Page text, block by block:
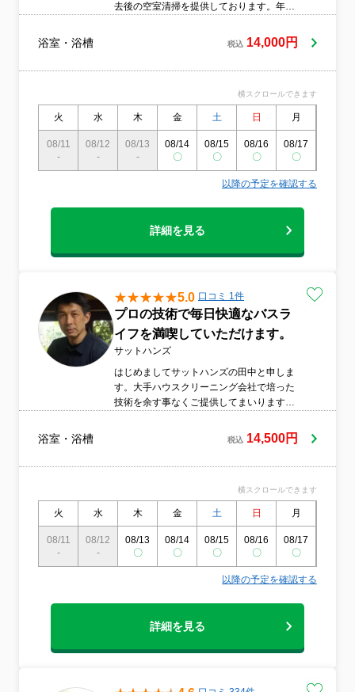
去後の空室清掃を提供しております。年間
までの経験を活かして、お住まいをきれい
にする手助けをさせていただきます。 タイ
ますので、ご連絡をお待ちしております。
浴室・浴槽 税込 14,000円
横スクロールできます
火 水 木 金 土 日 月
08/11
-
08/12
-
08/13
-
08/14
〇
08/15
〇
08/16
〇
08/17
〇
以降の予定を確認する
詳細を見る
5.0 口コミ 1件
プロの技術で毎日快適なバスラ
イフを満喫していただけます。
サットハンズ
はじめましてサットハンズの田中と申しま
す。大手ハウスクリーニング会社で培った
技術を余す事なくご提供してまいります。
おります。ご遠慮なくご相談ください。
浴室・浴槽 税込 14,500円
横スクロールできます
火 水 木 金 土 日 月
08/11
-
08/12
-
08/13
〇
08/14
〇
08/15
〇
08/16
〇
08/17
〇
以降の予定を確認する
詳細を見る